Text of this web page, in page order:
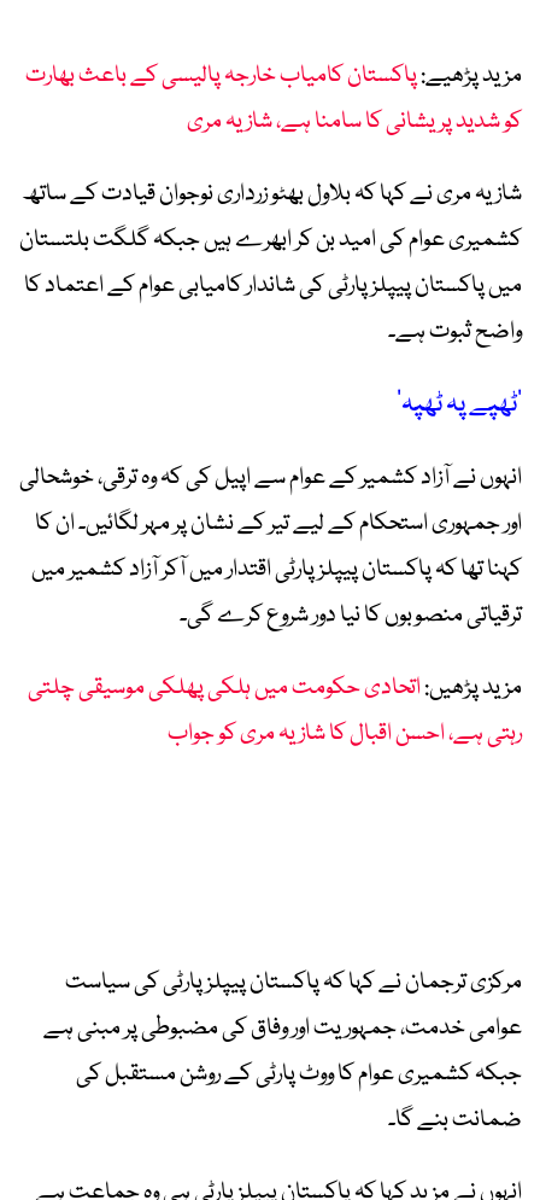
مزید پڑھیے:پاکستان کامیاب خارجہ پالیسی کے باعث بھارت
کو شدید پریشانی کا سامنا ہے، شازیہ مری
شازیہ مری نے کہا کہ بلاول بھٹو زرداری نوجوان قیادت کے ساتھ
کشمیری عوام کی امید بن کر ابھرے ہیں جبکہ گلگت بلتستان
میں پاکستان پیپلز پارٹی کی شاندار کامیابی عوام کے اعتماد کا
واضح ثبوت ہے۔
’ٹھپے پہ ٹھپہ‘
انہوں نے آزاد کشمیر کے عوام سے اپیل کی کہ وہ ترقی، خوشحالی
اور جمہوری استحکام کے لیے تیر کے نشان پر مہر لگائیں۔ ان کا
کہنا تھا کہ پاکستان پیپلز پارٹی اقتدار میں آکر آزاد کشمیر میں
ترقیاتی منصوبوں کا نیا دور شروع کرے گی۔
مزید پڑھیں:اتحادی حکومت میں ہلکی پھلکی موسیقی چلتی
رہتی ہے، احسن اقبال کا شازیہ مری کو جواب
مرکزی ترجمان نے کہا کہ پاکستان پیپلز پارٹی کی سیاست
عوامی خدمت، جمہوریت اور وفاق کی مضبوطی پر مبنی ہے
جبکہ کشمیری عوام کا ووٹ پارٹی کے روشن مستقبل کی
ضمانت بنے گا۔